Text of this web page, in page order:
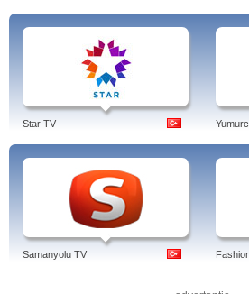
Star TV
Samanyolu TV